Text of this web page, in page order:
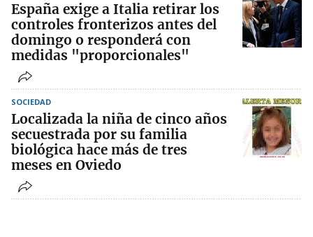
España exige a Italia retirar los
controles fronterizos antes del
domingo o responderá con
medidas "proporcionales"
SOCIEDAD
Localizada la niña de cinco años
secuestrada por su familia
biológica hace más de tres
meses en Oviedo